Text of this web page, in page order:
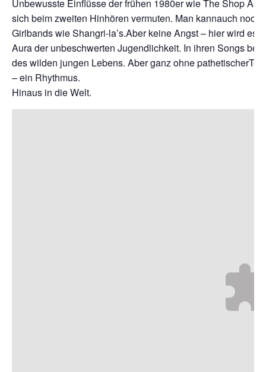
Unbewusste Einflüsse der frühen 1980er wie The Shop
sich beim zweiten Hinhören vermuten. Man kannauch
Girlbands wie Shangri-la’s.Aber keine Angst – hier wird
Aura der unbeschwerten Jugendlichkeit. In ihren Songs
des wilden jungen Lebens. Aber ganz ohne
– ein Rhythmus.
Hinaus in die Welt.